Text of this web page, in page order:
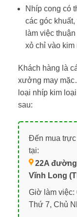
Nhíp cong có
các góc
làm việc
xỏ chỉ vào kim
Khách hàng là
xưởng may
loại nhíp kim
sau:
Đến mua
tại:
22A
Vĩnh Long
Giờ làm việc:
Thứ 7, Chủ